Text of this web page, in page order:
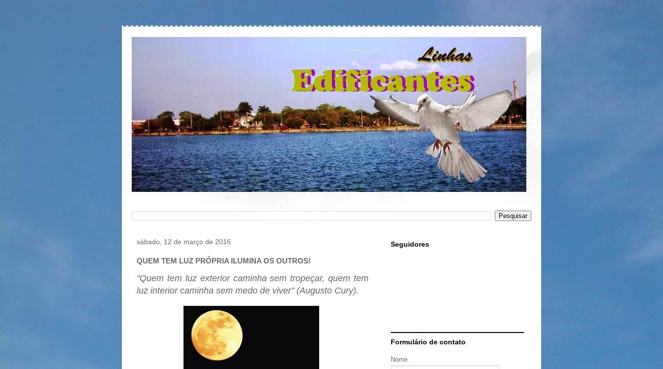
sábado, 12 de março de 2016
QUEM TEM LUZ PRÓPRIA ILUMINA OS OUTROS!
"Quem tem luz exterior caminha sem tropeçar, quem tem
luz interior caminha sem medo de viver" (Augusto Cury).
Seguidores
Formulário de contato
Nome